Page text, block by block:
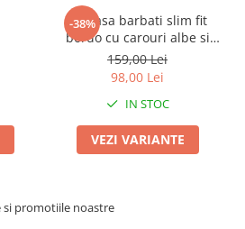
-38%
Camasa barbati slim fit
bordo cu carouri albe si
bleumarin
159,00 Lei
98,00 Lei
IN STOC
VEZI VARIANTE
si promotiile noastre